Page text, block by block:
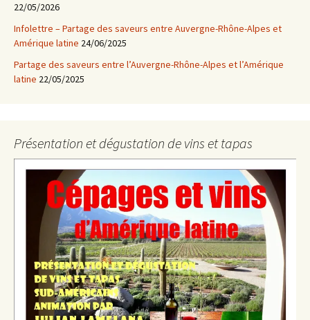
22/05/2026
Infolettre – Partage des saveurs entre Auvergne-Rhône-Alpes et
Amérique latine 24/06/2025
Partage des saveurs entre l’Auvergne-Rhône-Alpes et l’Amérique
latine 22/05/2025
Présentation et dégustation de vins et tapas